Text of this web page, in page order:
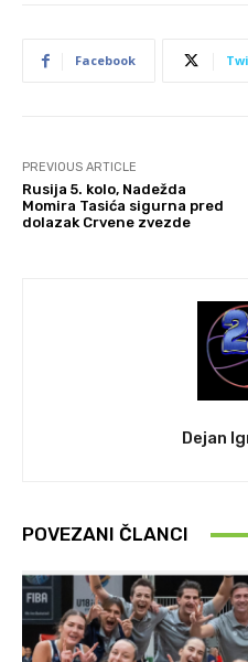
Facebook
PREVIOUS ARTICLE
Rusija 5. kolo, Nadežda
Momira Tasića sigurna pred
dolazak Crvene zvezde
Dejan
POVEZANI ČLANCI